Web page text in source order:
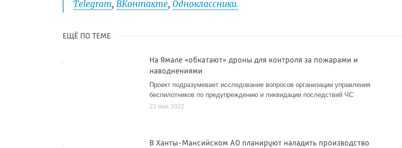
Telegram,ВКонтакте,Одноклассники.
ЕЩЁ ПО ТЕМЕ
На Ямале «обкатают» дроны для контроля за пожарами и
наводнениями
Проект подразумевает исследование вопросов организации управления
беспилотников по предупреждению и ликвидации последствий ЧС
23 мая 2022
В Ханты-Мансийском АО планируют наладить производство